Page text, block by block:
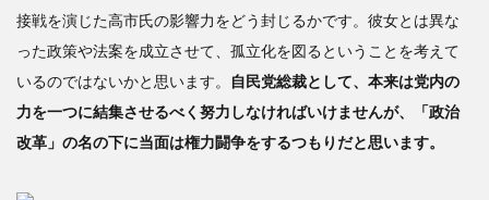
接戦を演じた高市氏の影響力をどう封じるかです。彼女とは異な
った政策や法案を成立させて、孤立化を図るということを考えて
いるのではないかと思います。
自民党総裁として、本来は党内の
力を一つに結集させるべく努力しなければいけませんが、「政治
改革」の名の下に当面は権力闘争をするつもりだと思います。